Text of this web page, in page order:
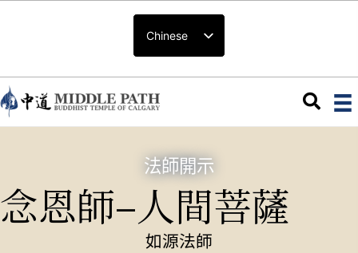
Chinese
法師開示
念恩師–人間菩薩
如源法師